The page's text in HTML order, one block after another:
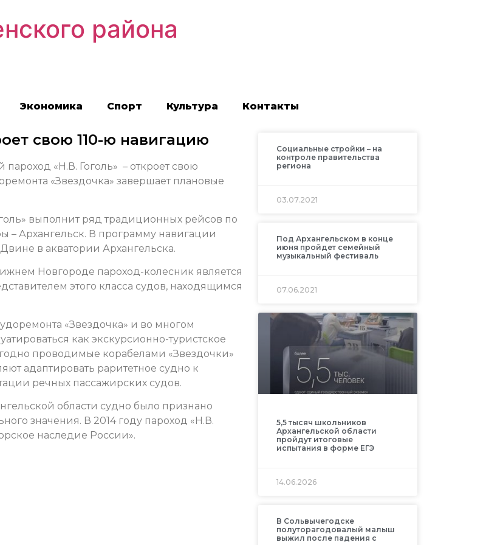
района
Экономика Спорт Культура Контакты
свою 110-ю навигацию
«Н.В. Гоголь» – откроет свою
«Звездочка» завершает плановые
выполнит ряд традиционных рейсов по
– Архангельск. В программу навигации
в акватории Архангельска.
Новгороде пароход-колесник является
этого класса судов, находящимся
«Звездочка» и во многом
как экскурсионно-туристское
проводимые корабелами «Звездочки»
адаптировать раритетное судно к
речных пассажирских судов.
области судно было признано
значения. В 2014 году пароход «Н.В.
наследие России».
Социальные стройки – на
контроле правительства
региона
03.07.2021
Под Архангельском в конце
июня пройдет семейный
музыкальный фестиваль
07.06.2021
5,5 тысяч школьников
Архангельской области
пройдут итоговые
испытания в форме ЕГЭ
14.06.2026
В Сольвычегодске
полуторагодовалый малыш
выжил после падения с